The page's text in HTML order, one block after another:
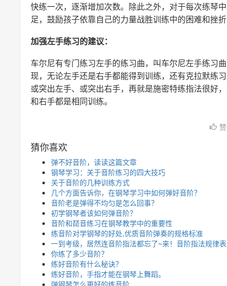
快练一次，逐渐增加次数。除此之外，对于每次练琴
足，鼓励孩子依靠自己的力量战胜训练中的困难和挫
加强左手练习的建议：
车尔尼有专门练习左手的练习曲，叫车尔尼左手练习
现，无论左手还是右手都能得到训练，还有克拉默练
或突出左手、或突出右手，再就是施密特练指法很好
和右手都是相同训练。
猜你喜欢
弹不好音阶，读读这篇文章
钢琴学习：关于音阶练习的四大技巧
关于音阶的几种训练方式
几个方面告诉你，在钢琴学习中如何弹好音阶？
音阶老是弹得不均匀是怎么回事？
初学钢琴者该如何弹音阶？
音阶和琵音练习在钢琴教学中的重要性
练音阶对学钢琴的好处,优质音阶弹奏的规格标准
一到考级，居然连音阶指法都忘了~来！音阶指法规律
你练了多少音阶？
练好音阶有什么秘诀？
练好音阶，手指才能在钢琴上舞蹈。
弹钢琴怎么更好的练音阶